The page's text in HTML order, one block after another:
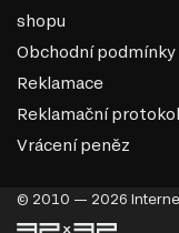
VÝSUVU
shopu
Obchodní podmínky
Reklamace
Reklamační protokol
Vrácení peněz
© 2010 — 2026